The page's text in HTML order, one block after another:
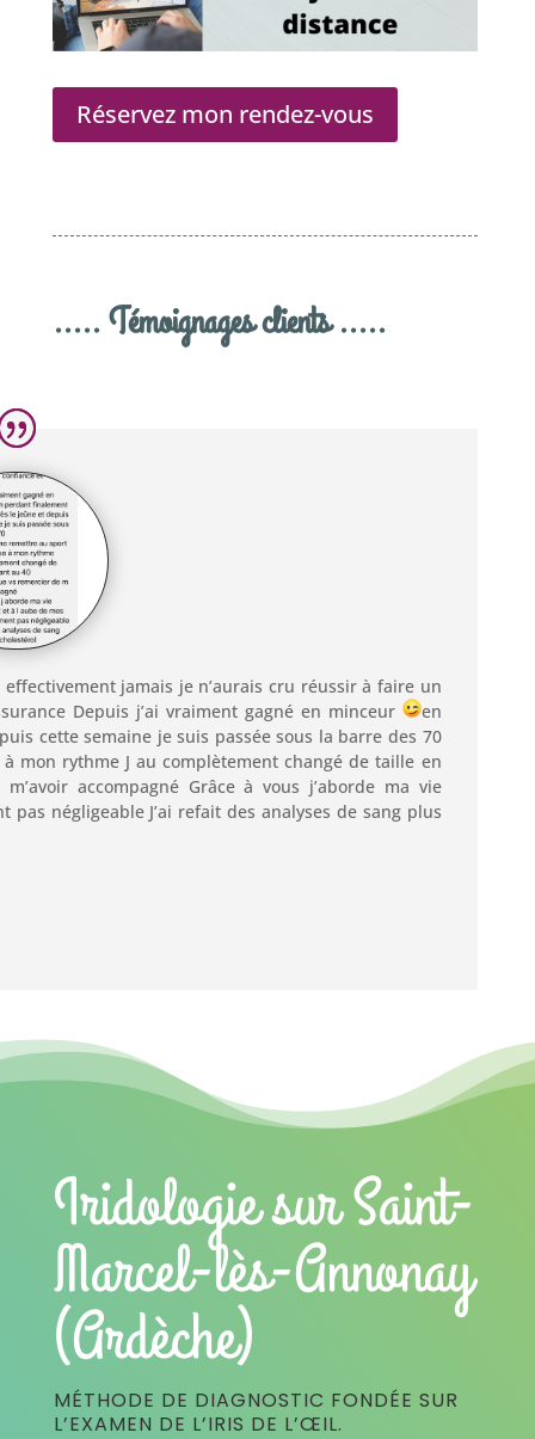
Réservez mon rendez-vous
..... Témoignages clients .....
jamais je n’aurais cru réussir à faire un
Depuis j’ai vraiment gagné en minceur
en
cette semaine je suis passée sous la barre des 70
mon rythme J au complètement changé de taille en
accompagné Grâce à vous j’aborde ma vie
négligeable J’ai refait des analyses de sang plus
Iridologie sur Saint-
Marcel-lès-Annonay
(Ardèche)
MÉTHODE DE DIAGNOSTIC FONDÉE SUR
L’EXAMEN DE L’IRIS DE L’ŒIL.